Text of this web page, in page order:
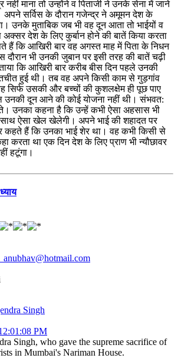
माना तो उन्होंने व पिताजी ने उनके सेना में जाने
अपने सर्विस के दौरान गजेन्द्र ने अमूमन देश के
उनके मुताबिक जब भी वह दून आता तो भाईयों व
अक्सर देश के लिए कुर्बान होने की बातें किया करता
हैं कि आखिरी बार वह अगस्त माह में पिता के निधन
भी उनकी जुबान पर इसी तरह की बातें चढ़ी
कि आखिरी बार करीब बीस दिन पहले उनकी
हुई थी। तब वह अपने किसी काम से गुड़गांव
उसकी और बच्चों की कुशलक्षेम ही पूछ पाए
उनकी दून आने की कोई योजना नहीं थी। संभवत:
उनका कहना है कि उन्हें कभी ऐसा अहसास भी
ऐसा खेल खेलेगी। अपने भाई की शहादत पर
कहते हैं कि उनका भाई शेर था। वह कभी किसी से
करता था एक दिन देश के लिए प्राण भी न्यौछावर
हटूंगा।
Singh
PM
Singh, who gave the supreme sacrifice of
in Mumbai's Nariman House.